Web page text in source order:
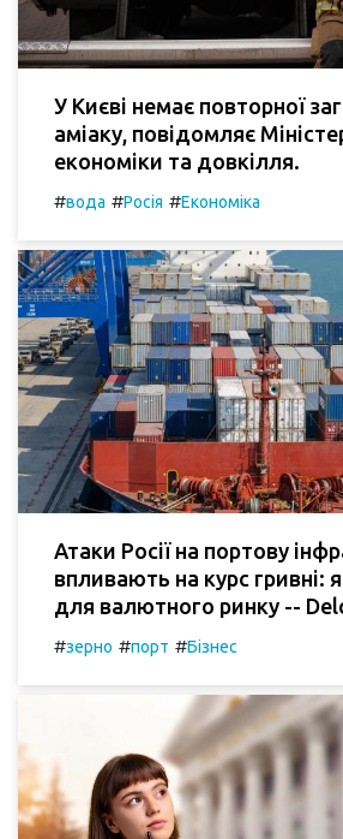
У Києві немає повторної
аміаку, повідомляє
економіки та довкілля.
#вода #Росія #Економіка
Атаки Росії на портову
впливають на курс гривні:
для валютного ринку --
#зерно #порт #Бізнес